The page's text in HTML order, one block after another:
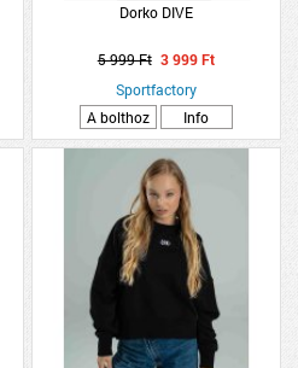
Dorko DIVE
5 999 Ft 3 999 Ft
Sportfactory
A bolthoz
Info